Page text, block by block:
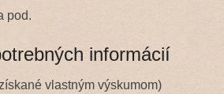
pod.
informácií
vlastným výskumom)